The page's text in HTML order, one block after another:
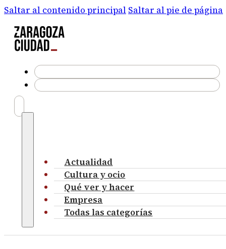
Saltar al contenido principal Saltar al pie de página
Actualidad
Cultura y ocio
Qué ver y hacer
Empresa
Todas las categorías